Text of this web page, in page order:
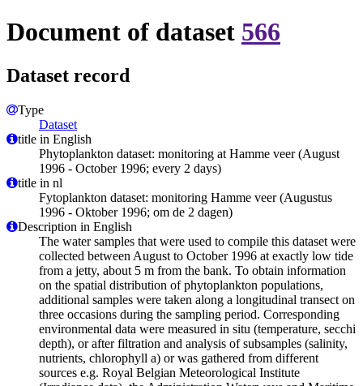
Document of dataset 566
Dataset record
Type
Dataset
title in English
Phytoplankton dataset: monitoring at Hamme veer (August
1996 - October 1996; every 2 days)
title in nl
Fytoplankton dataset: monitoring Hamme veer (Augustus
1996 - Oktober 1996; om de 2 dagen)
Description in English
The water samples that were used to compile this dataset were
collected between August to October 1996 at exactly low tide
from a jetty, about 5 m from the bank. To obtain information
on the spatial distribution of phytoplankton populations,
additional samples were taken along a longitudinal transect on
three occasions during the sampling period. Corresponding
environmental data were measured in situ (temperature, secchi
depth), or after filtration and analysis of subsamples (salinity,
nutrients, chlorophyll a) or was gathered from different
sources e.g. Royal Belgian Meteorological Institute